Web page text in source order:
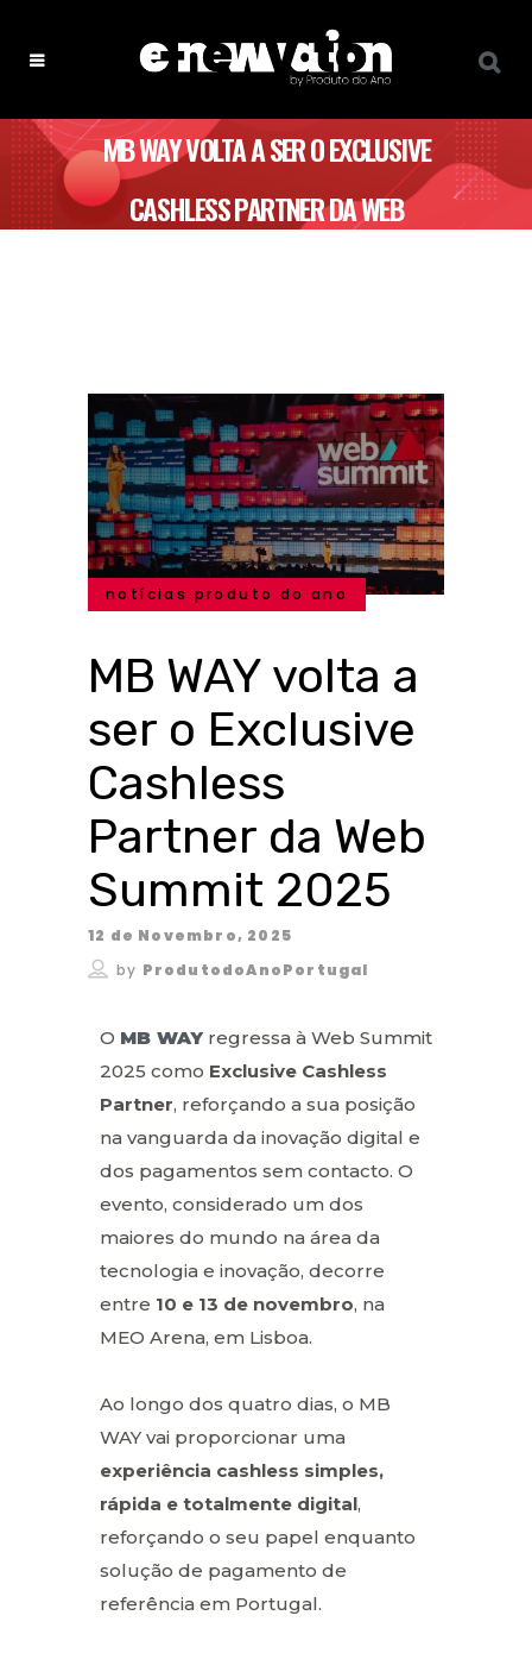
MB WAY VOLTA A SER O EXCLUSIVE
CASHLESS PARTNER DA WEB
notícias produto do ano
MB WAY volta a
ser o Exclusive
Cashless
Partner da Web
Summit 2025
12 de Novembro, 2025
by ProdutodoAnoPortugal
O MB WAY regressa à Web Summit
2025 como Exclusive Cashless
Partner, reforçando a sua posição
na vanguarda da inovação digital e
dos pagamentos sem contacto. O
evento, considerado um dos
maiores do mundo na área da
tecnologia e inovação, decorre
entre 10 e 13 de novembro, na
MEO Arena, em Lisboa.
Ao longo dos quatro dias, o MB
WAY vai proporcionar uma
experiência cashless simples,
rápida e totalmente digital,
reforçando o seu papel enquanto
solução de pagamento de
referência em Portugal.